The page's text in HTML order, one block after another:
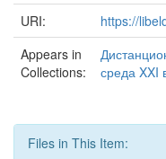
URI:
https://
Appears in
Collections:
среда XXI
Files in This Item: